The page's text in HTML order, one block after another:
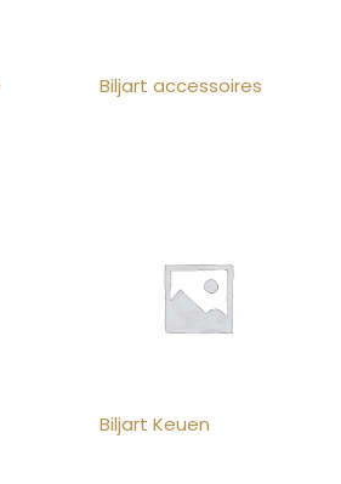
Biljart accessoires
Biljart Keuen